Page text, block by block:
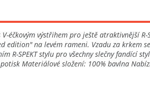
éčkovým výstřihem pro ještě atraktivnější
na levém rameni. Vzadu za krkem
SPEKT stylu pro všechny slečny fandící
Materiálové složení: 100% bavlna